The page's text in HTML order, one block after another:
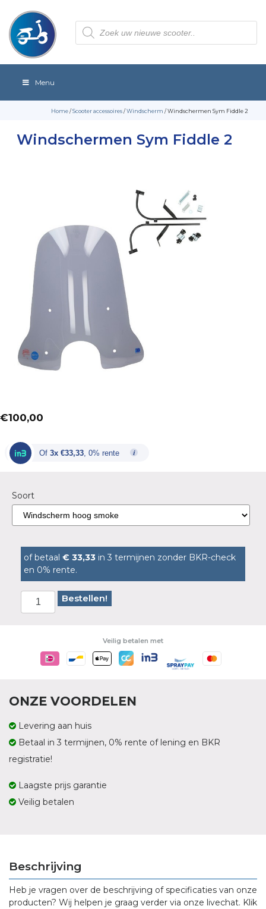
Producten
zoeken
Menu
Home/Scooter accessoires/Windscherm / Windschermen Sym Fiddle 2
Windschermen Sym Fiddle 2
€100,00
Of 3x €33,33, 0% rente
Soort
of betaal € 33,33 in 3 termijnen zonder BKR-check
en 0% rente.
Bestellen!
Veilig betalen met
ONZE VOORDELEN
Levering aan huis
Betaal in 3 termijnen, 0% rente of lening en BKR
registratie!
Laagste prijs garantie
Veilig betalen
Beschrijving
Heb je vragen over de beschrijving of specificaties van onze
producten? Wij helpen je graag verder via onze livechat. Klik